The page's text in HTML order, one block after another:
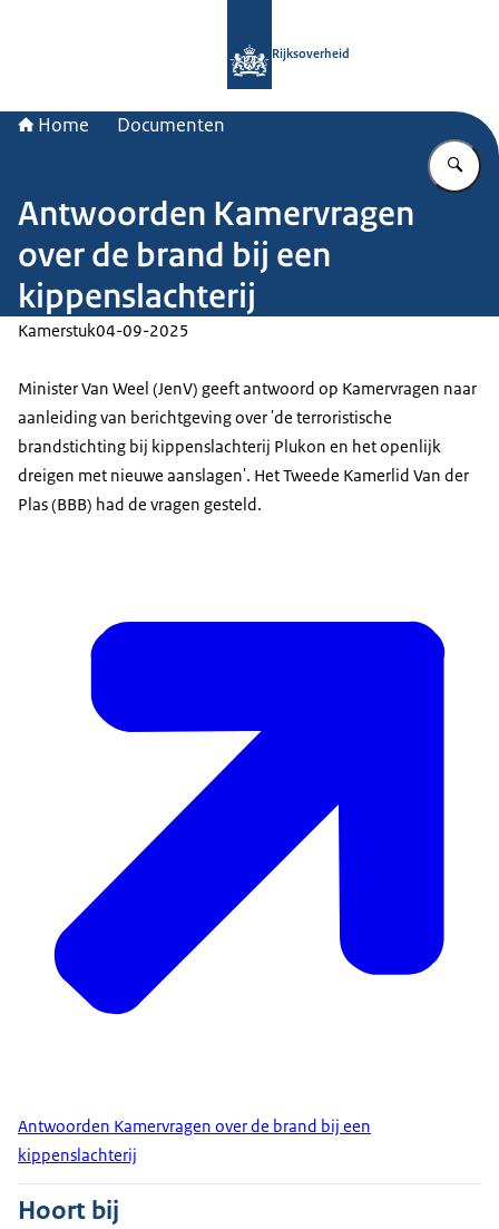
Rijksoverheid
Home Documenten
Antwoorden Kamervragen
over de brand bij een
kippenslachterij
Kamerstuk04-09-2025
Minister Van Weel (JenV) geeft antwoord op Kamervragen naar
aanleiding van berichtgeving over 'de terroristische
brandstichting bij kippenslachterij Plukon en het openlijk
dreigen met nieuwe aanslagen'. Het Tweede Kamerlid Van der
Plas (BBB) had de vragen gesteld.
Antwoorden Kamervragen over de brand bij een
kippenslachterij
Hoort bij